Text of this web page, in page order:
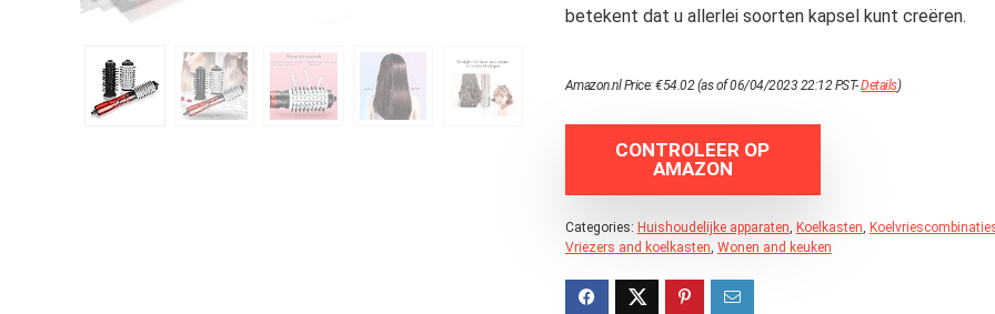
betekent dat u allerlei soorten kapsel kunt creëren.
Amazon.nl Price:€54.02 (as of 06/04/2023 22:12 PST-Details)
CONTROLEER OP
AMAZON
Categories: Huishoudelijke apparaten, Koelkasten,
Vriezers and koelkasten, Wonen and keuken